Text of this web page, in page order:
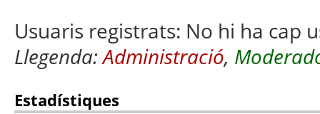
Usuaris registrats: No hi ha cap
Llegenda:Administració,
Estadístiques